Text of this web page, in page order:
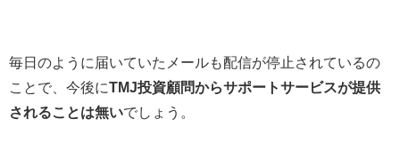
毎日のように届いていたメールも配信が停止されているの
ことで、今後にTMJ投資顧問からサポートサービスが提供
されることは無いでしょう。